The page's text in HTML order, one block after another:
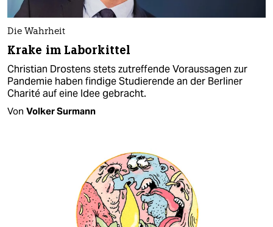
Die Wahrheit
Krake im Laborkittel
Christian Drostens stets zutreffende Voraussagen zur
Pandemie haben findige Studierende an der Berliner
Charité auf eine Idee gebracht.
Von Volker Surmann